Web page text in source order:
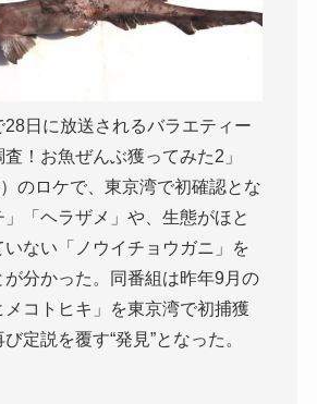
28日に放送されるバラエティー
査！お魚ぜんぶ獲ってみた2」
）のロケで、東京湾で初確認とな
」「ヘラザメ」や、生態がほと
いない「ノウイチョウガニ」を
が分かった。同番組は昨年9月の
メコトヒキ」を東京湾で初捕獲
定説を覆す“発見”となった。